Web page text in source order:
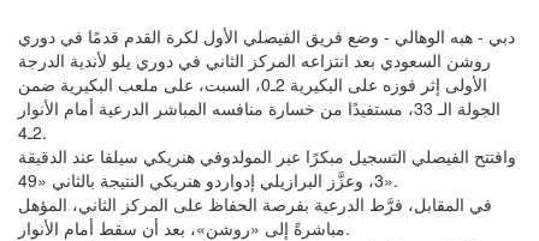
دبي - هبه الوهالي - وضع فريق الفيصلي الأول لكرة القدم قدمًا في دوري
روشن السعودي بعد انتزاعه المركز الثاني في دوري يلو لأندية الدرجة
الأولى إثر فوزه على البكيرية 2ـ0، السبت، على ملعب البكيرية ضمن
الجولة الـ 33، مستفيدًا من خسارة منافسه المباشر الدرعية أمام الأنوار
2ـ4.
وافتتح الفيصلي التسجيل مبكرًا عبر المولدوفي هنريكي سيلفا عند الدقيقة
3، وعزَّز البرازيلي إدواردو هنريكي النتيجة بالثاني «49».
في المقابل، فرَّط الدرعية بفرصة الحفاظ على المركز الثاني، المؤهل
مباشرةً إلى «روشن»، بعد أن سقط أمام الأنوار.